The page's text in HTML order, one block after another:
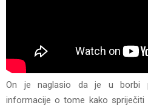
On je naglasio da je u borbi
informacije o tome kako